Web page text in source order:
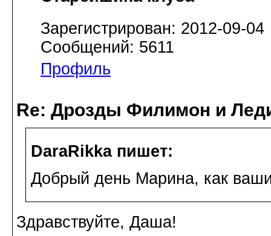
Зарегистрирован: 2012-09-04
Сообщений: 5611
Профиль
Re: Дрозды Филимон и
DaraRikka пишет:
Добрый день Марина, как
Здравствуйте, Даша!